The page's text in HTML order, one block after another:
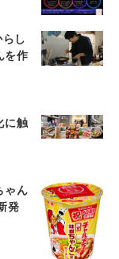
し
を作
に触
ゃん
発